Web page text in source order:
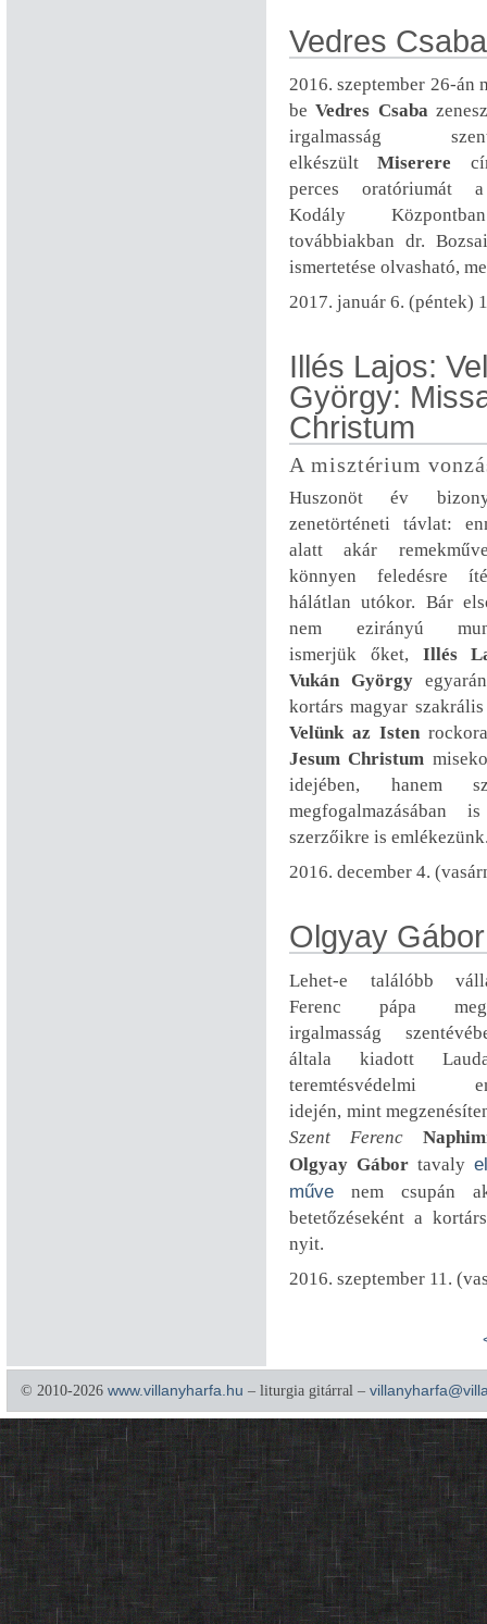
Vedres
2016. szeptember 26-án
beVedres Csaba
irgalmasság
elkészültMiserere
perces oratóriumát
Kodály
továbbiakban dr.
ismertetése olvasható,
2017. január 6. (péntek)
Illés Lajos:
György:
Christum
A misztérium
Huszonöt év
zenetörténeti távlat:
alatt akár
könnyen feledésre
hálátlan utókor. Bár
nem ezirányú
ismerjük őket, Illés
Vukán György
kortárs magyar
Velünk az Isten
Jesum Christum
idejében, hanem
megfogalmazásában
szerzőikre is
2016. december 4.
Olgyay
Lehet-e találóbb
Ferenc pápa
irgalmasság
általa kiadott
teremtésvédelmi
idején, mint
Szent Ferenc
Olgyay Gábor tavaly
műve nem csupán
betetőzéseként a
nyit.
2016. szeptember 11.
© 2010-2026 www.villanyharfa.hu – liturgia gitárral –